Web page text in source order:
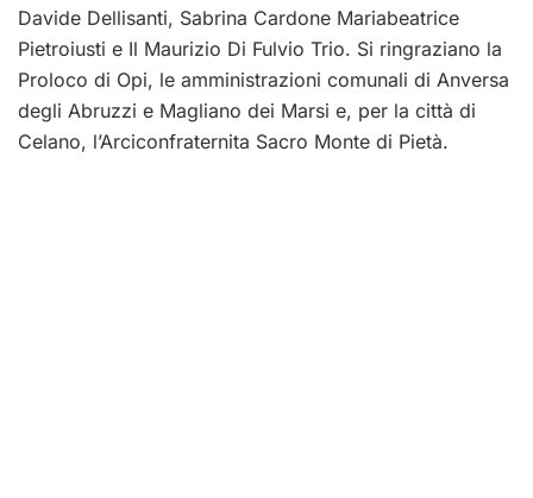
Davide Dellisanti, Sabrina Cardone Mariabeatrice
Pietroiusti e Il Maurizio Di Fulvio Trio. Si ringraziano la
Proloco di Opi, le amministrazioni comunali di Anversa
degli Abruzzi e Magliano dei Marsi e, per la città di
Celano, l’Arciconfraternita Sacro Monte di Pietà.